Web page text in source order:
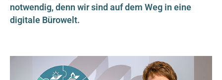
notwendig, denn wir sind auf dem Weg in eine
digitale Bürowelt.
Name:
Session